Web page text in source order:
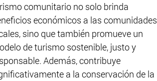
comunitario no solo brinda
económicos a las comunidades
sino que también promueve un
de turismo sostenible, justo y
Además, contribuye
a la conservación de la